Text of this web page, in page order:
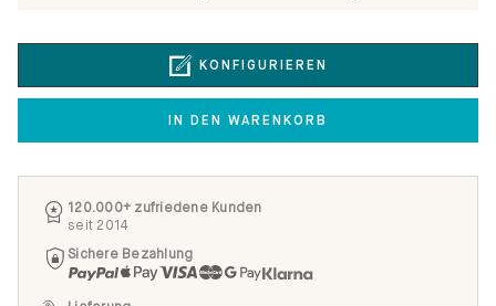
KONFIGURIEREN
IN DEN WARENKORB
120.000+ zufriedene Kunden
seit 2014
Sichere Bezahlung